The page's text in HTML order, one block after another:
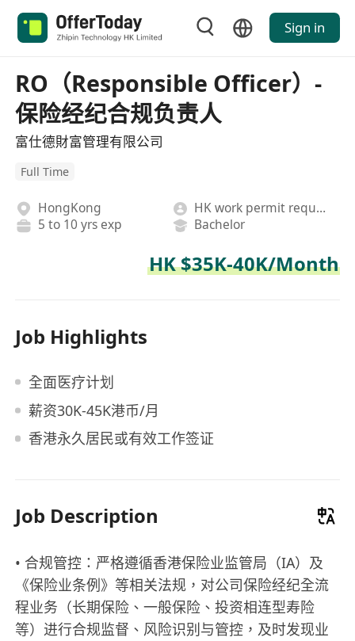
Sign in
RO（Responsible Officer）-
保险经纪合规负责人
富仕德財富管理有限公司
Full Time
HongKong
HK work permit required
5 to 10 yrs exp
Bachelor
HK $35K-40K/Month
Job Highlights
全面医疗计划
薪资30K-45K港币/月
香港永久居民或有效工作签证
Job Description
• 合规管控：严格遵循香港保险业监管局（IA）及
《保险业条例》等相关法规，对公司保险经纪全流
程业务（长期保险、一般保险、投资相连型寿险
等）进行合规监督、风险识别与管控，及时发现业